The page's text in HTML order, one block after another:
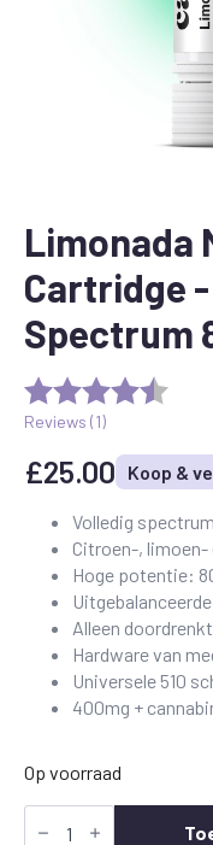
Limonada
Cartridge
Spectrum
Reviews (1)
£25.00 Koop &
Volledig
Citroen-,
Hoge potentie:
Uitgebalanceerde
Alleen
Hardware van
Universele 510
400mg +
Op voorraad
Limonada
Mint